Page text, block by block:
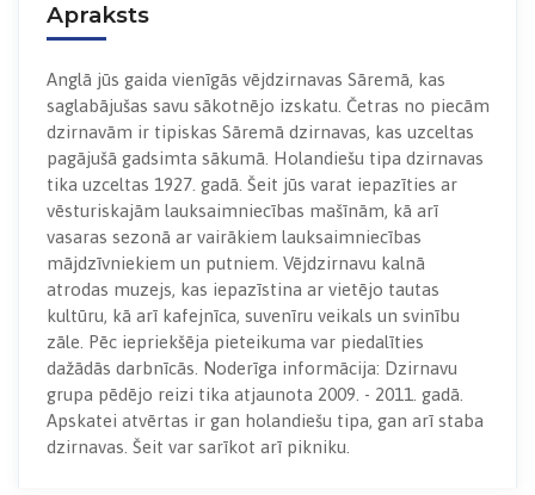
Apraksts
Anglā jūs gaida vienīgās vējdzirnavas Sāremā, kas
saglabājušas savu sākotnējo izskatu. Četras no piecām
dzirnavām ir tipiskas Sāremā dzirnavas, kas uzceltas
pagājušā gadsimta sākumā. Holandiešu tipa dzirnavas
tika uzceltas 1927. gadā. Šeit jūs varat iepazīties ar
vēsturiskajām lauksaimniecības mašīnām, kā arī
vasaras sezonā ar vairākiem lauksaimniecības
mājdzīvniekiem un putniem. Vējdzirnavu kalnā
atrodas muzejs, kas iepazīstina ar vietējo tautas
kultūru, kā arī kafejnīca, suvenīru veikals un svinību
zāle. Pēc iepriekšēja pieteikuma var piedalīties
dažādās darbnīcās. Noderīga informācija: Dzirnavu
grupa pēdējo reizi tika atjaunota 2009. - 2011. gadā.
Apskatei atvērtas ir gan holandiešu tipa, gan arī staba
dzirnavas. Šeit var sarīkot arī pikniku.